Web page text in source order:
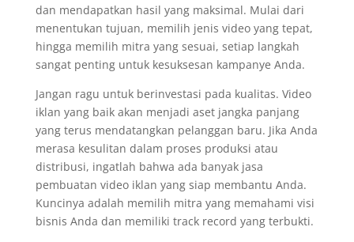
dan mendapatkan hasil yang maksimal. Mulai dari
menentukan tujuan, memilih jenis video yang tepat,
hingga memilih mitra yang sesuai, setiap langkah
sangat penting untuk kesuksesan kampanye Anda.
Jangan ragu untuk berinvestasi pada kualitas. Video
iklan yang baik akan menjadi aset jangka panjang
yang terus mendatangkan pelanggan baru. Jika Anda
merasa kesulitan dalam proses produksi atau
distribusi, ingatlah bahwa ada banyak jasa
pembuatan video iklan yang siap membantu Anda.
Kuncinya adalah memilih mitra yang memahami visi
bisnis Anda dan memiliki track record yang terbukti.